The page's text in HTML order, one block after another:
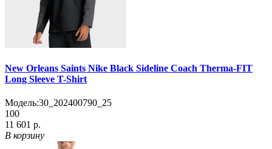
New Orleans Saints Nike Black Sideline Coach Therma-FIT
Long Sleeve T-Shirt
Модель:30_202400790_25
100
11 601 р.
В корзину